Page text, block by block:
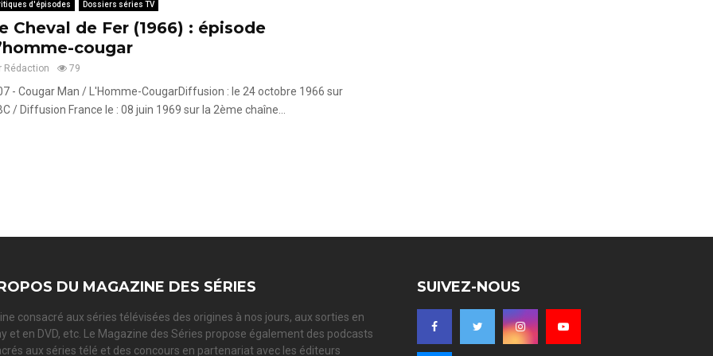
d'épisodes Dossiers séries TV
Cheval de Fer (1966) : épisode
cougar
Rédaction 79
- Cougar Man / L'Homme-CougarDiffusion : le 24 octobre 1966 sur
/ Diffusion France le : 08 juin 1969 sur la 2ème chaîne...
DU MAGAZINE DES SÉRIES
consacré aux séries télévisées des origines à nos jours, aux sorties en
et en DVD, etc. Le Magazine des Séries propose également des podcasts
aux séries télé et des concours en partenariat avec les éditeurs
SUIVEZ-NOUS